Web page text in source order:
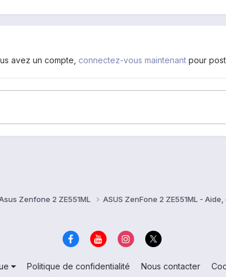
avez un compte, connectez-vous maintenant pour
Zenfone 2 ZE551ML ASUS ZenFone 2 ZE551ML -
Politique de confidentialité Nous contacter